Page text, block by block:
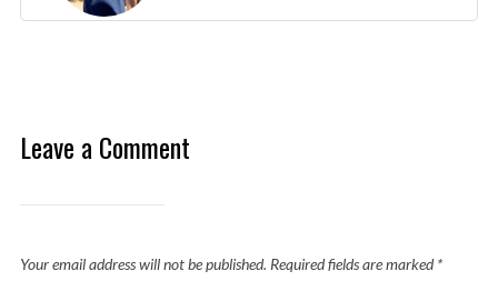
Leave a Comment
Your email address will not be published. Required fields are marked*